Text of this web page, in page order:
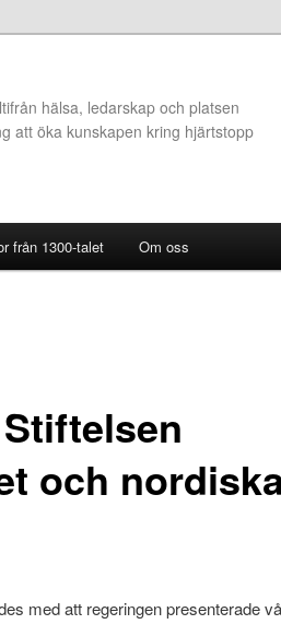
hälsa, ledarskap och platsen
att öka kunskapen kring hjärtstopp
från 1300-talet Om oss
och
med att regeringen presenterade